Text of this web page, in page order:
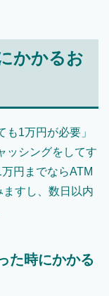
かかるお
1万円が必要」
ッシングをしてす
円までならATM
すし、数日以内
た時にかかる